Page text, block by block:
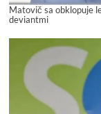
Matovič sa obklopuje
deviantmi